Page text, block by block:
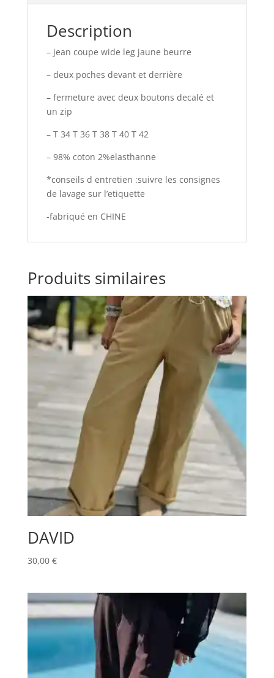
Description
– jean coupe wide leg jaune beurre
– deux poches devant et derrière
– fermeture avec deux boutons decalé et
un zip
– T 34 T 36 T 38 T 40 T 42
– 98% coton 2%elasthanne
*conseils d entretien :suivre les consignes
de lavage sur l’etiquette
-fabriqué en CHINE
Produits similaires
DAVID
30,00 €